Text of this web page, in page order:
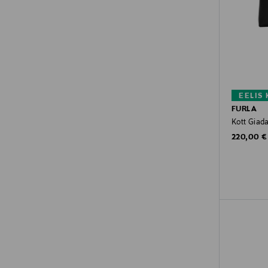
EELIS
FURLA
Kott
Original
220,00 €